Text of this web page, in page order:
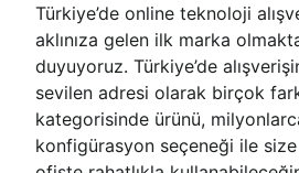
Türkiye’de online teknoloji
aklınıza gelen ilk marka
duyuyoruz. Türkiye’de
sevilen adresi olarak birçok
kategorisinde ürünü,
konfigürasyon seçeneği ile